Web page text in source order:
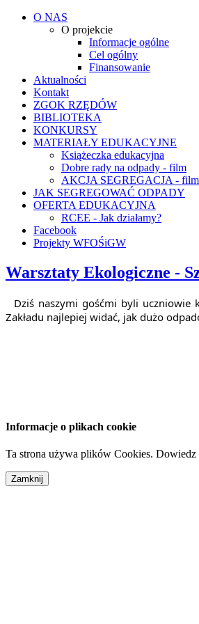
O NAS
O projekcie
Informacje ogólne
Cel ogólny
Finansowanie
Aktualności
Kontakt
ZGOK RZĘDÓW
BIBLIOTEKA
KONKURSY
MATERIAŁY EDUKACYJNE
Książeczka edukacyjna
Dobre rady na odpady - film
AKCJA SEGREGACJA -
JAK SEGREGOWAĆ ODPADY
OFERTA EDUKACYJNA
RCEE - Jak działamy?
Facebook
Projekty WFOŚiGW
Warsztaty Ekologiczne -
Dziś naszymi gośćmi byli uczniowie
Zakładu najlepiej widać, jak dużo
Informacje o plikach cookie
Ta strona używa plików Cookies.